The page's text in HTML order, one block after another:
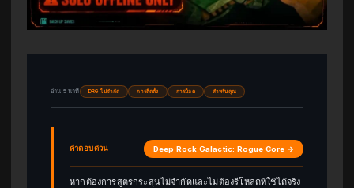
อ่าน 5 นาที DRG ไม่จำกัด การติดตั้ง การม็อด สำหรับคุณ
คำตอบด่วน Deep Rock Galactic: Rogue Core →
หากต้องการสูตรกระสุนไม่จำกัดและไม่ต้องรีโหลดที่ใช้ได้จริง